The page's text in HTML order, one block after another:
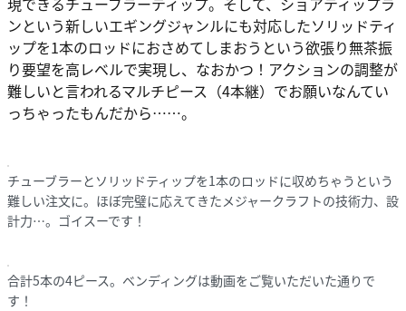
ンという新しいエギングジャンルにも対応したソリッドティ
ップを1本のロッドにおさめてしまおうという欲張り無茶振
り要望を高レベルで実現し、なおかつ！アクションの調整が
難しいと言われるマルチピース（4本継）でお願いなんてい
っちゃったもんだから……。
チューブラーとソリッドティップを1本のロッドに収めちゃうという
難しい注文に。ほぼ完璧に応えてきたメジャークラフトの技術力、設
計力…。ゴイスーです！
合計5本の4ピース。ベンディングは動画をご覧いただいた通りで
す！